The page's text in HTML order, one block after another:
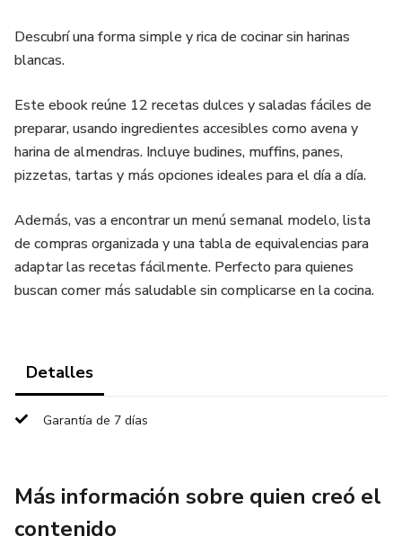
Descubrí una forma simple y rica de cocinar sin harinas
blancas.
Este ebook reúne 12 recetas dulces y saladas fáciles de
preparar, usando ingredientes accesibles como avena y
harina de almendras. Incluye budines, muffins, panes,
pizzetas, tartas y más opciones ideales para el día a día.
Además, vas a encontrar un menú semanal modelo, lista
de compras organizada y una tabla de equivalencias para
adaptar las recetas fácilmente. Perfecto para quienes
buscan comer más saludable sin complicarse en la cocina.
Detalles
Garantía de 7 días
Más información sobre quien creó el
contenido